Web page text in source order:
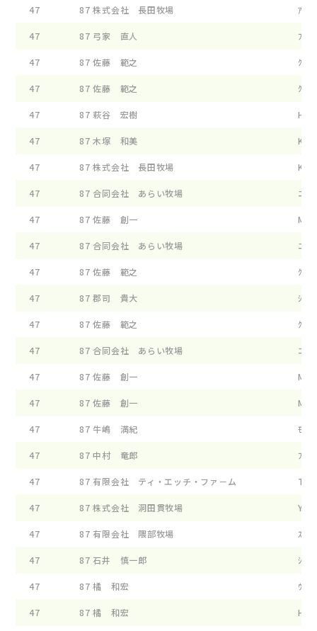
47 87 株式会社 長田牧場 ｱﾋﾞ
47 87 弓家 直人 ﾌｲ-
47 87 佐藤 範之 ｸﾞﾘ
47 87 佐藤 範之 ｸﾞﾘ
47 87 萩谷 宏樹
47 87 木塚 和美 KL
47 87 株式会社 長田牧場
47 87 合同会社 あらい牧場 ﾆﾕ-
47 87 佐藤 創一 MF
47 87 合同会社 あらい牧場 ﾆﾕ-
47 87 佐藤 範之 ｸﾞﾘ
47 87 郡司 貴大 ｼﾔｲ
47 87 佐藤 範之 ｸﾞﾘ
47 87 合同会社 あらい牧場 ﾆﾕ-
47 87 佐藤 創一 MF
47 87 佐藤 創一 MF
47 87 牛嶋 満紀 ﾓ-ﾗ
47 87 中村 竜郎 ﾌｵ-
47 87 有限会社 ティ・エッチ・ファ－ム TH
47 87 株式会社 洞田貫牧場
47 87 有限会社 隈部牧場 ｽﾋﾟ
47 87 石井 慎一郎 ｼﾐﾂ
47 87 橘 和宏 ｳｲｽ
47 87 橘 和宏